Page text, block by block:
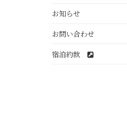
お知らせ
お問い合わせ
宿泊約款